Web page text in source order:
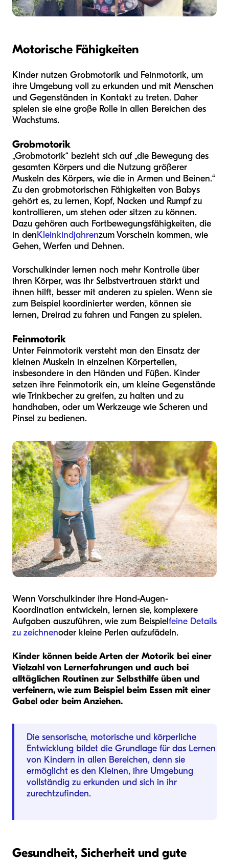
Motorische Fähigkeiten
Kinder nutzen Grobmotorik und Feinmotorik, um
ihre Umgebung voll zu erkunden und mit Menschen
und Gegenständen in Kontakt zu treten. Daher
spielen sie eine große Rolle in allen Bereichen des
Wachstums.
Grobmotorik
„Grobmotorik“ bezieht sich auf „die Bewegung des
gesamten Körpers und die Nutzung größerer
Muskeln des Körpers, wie die in Armen und Beinen.“
Zu den grobmotorischen Fähigkeiten von Babys
gehört es, zu lernen, Kopf, Nacken und Rumpf zu
kontrollieren, um stehen oder sitzen zu können.
Dazu gehören auch Fortbewegungsfähigkeiten, die
in denKleinkindjahrenzum Vorschein kommen, wie
Gehen, Werfen und Dehnen.
Vorschulkinder lernen noch mehr Kontrolle über
ihren Körper, was ihr Selbstvertrauen stärkt und
ihnen hilft, besser mit anderen zu spielen. Wenn sie
zum Beispiel koordinierter werden, können sie
lernen, Dreirad zu fahren und Fangen zu spielen.
Feinmotorik
Unter Feinmotorik versteht man den Einsatz der
kleinen Muskeln in einzelnen Körperteilen,
insbesondere in den Händen und Füßen. Kinder
setzen ihre Feinmotorik ein, um kleine Gegenstände
wie Trinkbecher zu greifen, zu halten und zu
handhaben, oder um Werkzeuge wie Scheren und
Pinsel zu bedienen.
Wenn Vorschulkinder ihre Hand-Augen-
Koordination entwickeln, lernen sie, komplexere
Aufgaben auszuführen, wie zum Beispielfeine Details
zu zeichnenoder kleine Perlen aufzufädeln.
Kinder können beide Arten der Motorik bei einer
Vielzahl von Lernerfahrungen und auch bei
alltäglichen Routinen zur Selbsthilfe üben und
verfeinern, wie zum Beispiel beim Essen mit einer
Gabel oder beim Anziehen.
Die sensorische, motorische und körperliche
Entwicklung bildet die Grundlage für das Lernen
von Kindern in allen Bereichen, denn sie
ermöglicht es den Kleinen, ihre Umgebung
vollständig zu erkunden und sich in ihr
zurechtzufinden.
Gesundheit, Sicherheit und gute